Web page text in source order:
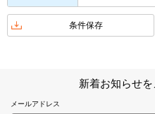
条件保存
新着お知らせ
メールアドレス